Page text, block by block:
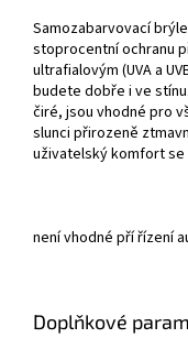
Samozabarvovací
stoprocentní ochranu
ultrafialovým (UVA a
budete dobře i ve
čiré, jsou vhodné pro
slunci přirozeně
uživatelský komfort se
není vhodné pří řízení
Doplňkové